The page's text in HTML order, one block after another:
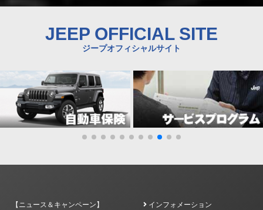
JEEP OFFICIAL SITE
ジープオフィシャルサイト
【ニュース＆キャンペーン】
インフォメーション